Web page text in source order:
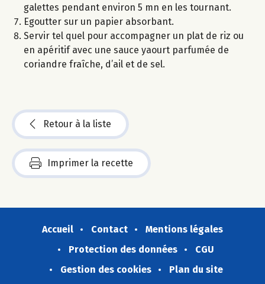
galettes pendant environ 5 mn en les tournant.
Egoutter sur un papier absorbant.
Servir tel quel pour accompagner un plat de riz ou
en apéritif avec une sauce yaourt parfumée de
coriandre fraîche, d’ail et de sel.
Retour à la liste
Imprimer la recette
Accueil Contact
Mentions légales
Protection des données
CGU
Gestion des cookies
Plan du site